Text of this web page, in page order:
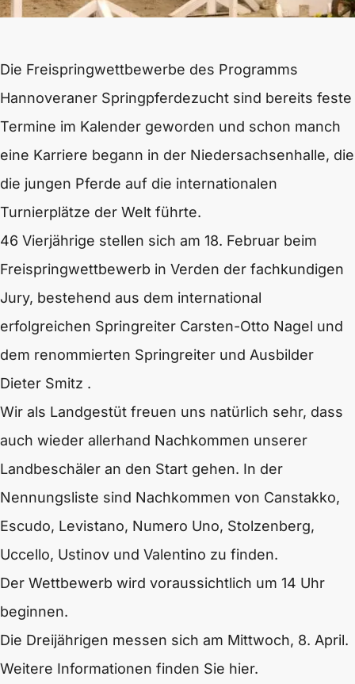
Die Freispringwettbewerbe des Programms
Hannoveraner Springpferdezucht sind bereits feste
Termine im Kalender geworden und schon manch
eine Karriere begann in der Niedersachsenhalle, die
die jungen Pferde auf die internationalen
Turnierplätze der Welt führte.
46 Vierjährige stellen sich am 18. Februar beim
Freispringwettbewerb in Verden der fachkundigen
Jury, bestehend aus dem international
erfolgreichen Springreiter Carsten-Otto Nagel und
dem renommierten Springreiter und Ausbilder
Dieter Smitz .
Wir als Landgestüt freuen uns natürlich sehr, dass
auch wieder allerhand Nachkommen unserer
Landbeschäler an den Start gehen. In der
Nennungsliste sind Nachkommen von Canstakko,
Escudo, Levistano, Numero Uno, Stolzenberg,
Uccello, Ustinov und Valentino zu finden.
Der Wettbewerb wird voraussichtlich um 14 Uhr
beginnen.
Die Dreijährigen messen sich am Mittwoch, 8. April.
Weitere Informationen finden Sie hier.